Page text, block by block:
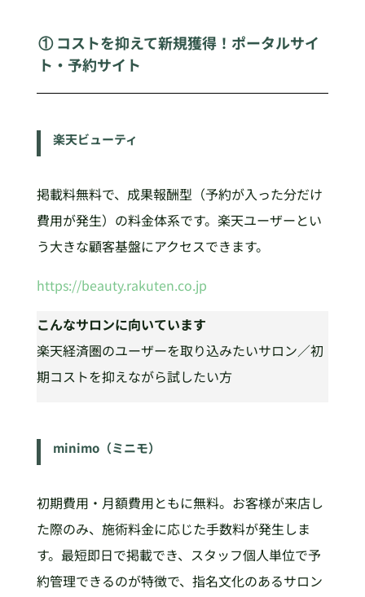
① コストを抑えて新規獲得！ポータルサイ
ト・予約サイト
楽天ビューティ
掲載料無料で、成果報酬型（予約が入った分だけ
費用が発生）の料金体系です。楽天ユーザーとい
う大きな顧客基盤にアクセスできます。
https://beauty.rakuten.co.jp
こんなサロンに向いています
楽天経済圏のユーザーを取り込みたいサロン／初
期コストを抑えながら試したい方
minimo（ミニモ）
初期費用・月額費用ともに無料。お客様が来店し
た際のみ、施術料金に応じた手数料が発生しま
す。最短即日で掲載でき、スタッフ個人単位で予
約管理できるのが特徴で、指名文化のあるサロン